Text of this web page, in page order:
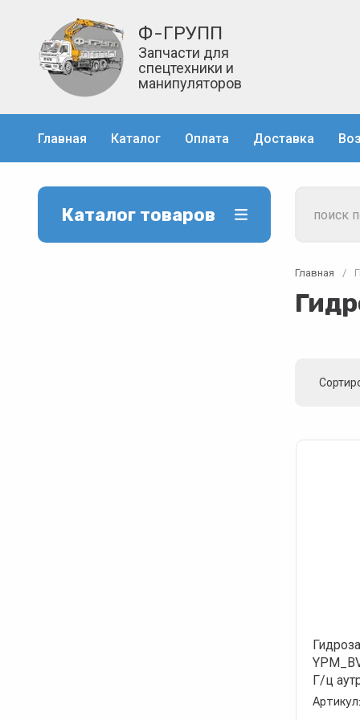
Ф-ГРУПП
Запчасти для
спецтехники и
манипуляторов
Главная Каталог Оплата Доставка
Каталог товаров
Главная /
Г/ц
Артикул: